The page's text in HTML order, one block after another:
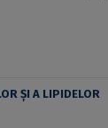
ȘI A LIPIDELOR